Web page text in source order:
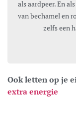
als aardpeer. En
van bechamel en
zelfs een
Ook letten op je
extra energie